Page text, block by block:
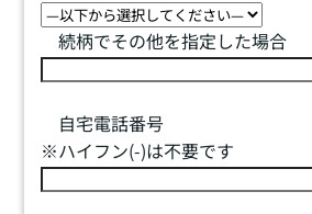
続柄でその他を指定した場合
自宅電話番号
※ハイフン(-)は不要です